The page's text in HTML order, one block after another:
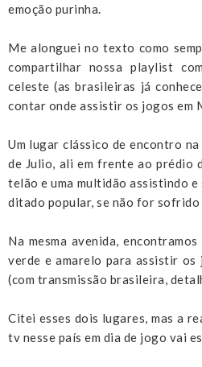
emoção purinha.
Me alonguei no texto como
compartilhar nossa playlist
celeste (as brasileiras já
contar onde assistir os jogos em
Um lugar clássico de encontro
de Julio, ali em frente ao prédio
telão e uma multidão assistindo
ditado popular, se não for sofrido
Na mesma avenida, encontramos
verde e amarelo para assistir
(com transmissão brasileira,
Citei esses dois lugares, mas a
tv nesse país em dia de jogo vai